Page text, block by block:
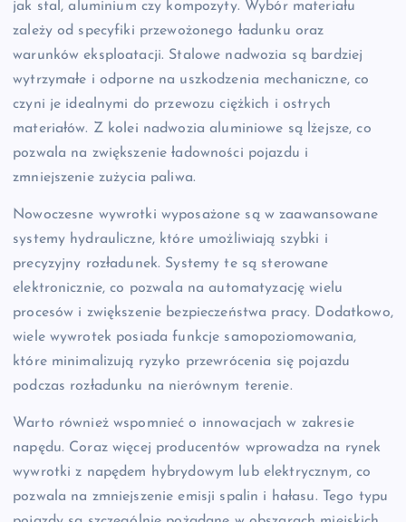
jak stal, aluminium czy kompozyty. Wybór materiału
zależy od specyfiki przewożonego ładunku oraz
warunków eksploatacji. Stalowe nadwozia są bardziej
wytrzymałe i odporne na uszkodzenia mechaniczne, co
czyni je idealnymi do przewozu ciężkich i ostrych
materiałów. Z kolei nadwozia aluminiowe są lżejsze, co
pozwala na zwiększenie ładowności pojazdu i
zmniejszenie zużycia paliwa.
Nowoczesne wywrotki wyposażone są w zaawansowane
systemy hydrauliczne, które umożliwiają szybki i
precyzyjny rozładunek. Systemy te są sterowane
elektronicznie, co pozwala na automatyzację wielu
procesów i zwiększenie bezpieczeństwa pracy. Dodatkowo,
wiele wywrotek posiada funkcje samopoziomowania,
które minimalizują ryzyko przewrócenia się pojazdu
podczas rozładunku na nierównym terenie.
Warto również wspomnieć o innowacjach w zakresie
napędu. Coraz więcej producentów wprowadza na rynek
wywrotki z napędem hybrydowym lub elektrycznym, co
pozwala na zmniejszenie emisji spalin i hałasu. Tego typu